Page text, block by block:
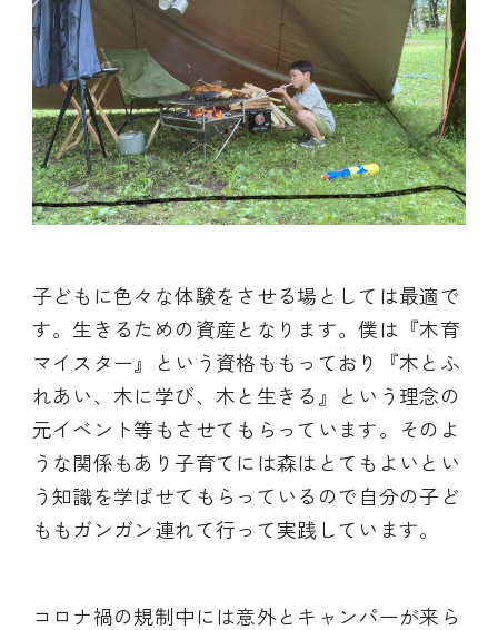
子どもに色々な体験をさせる場としては最適で
す。生きるための資産となります。僕は『木育
マイスター』という資格ももっており『木とふ
れあい、木に学び、木と生きる』という理念の
元イベント等もさせてもらっています。そのよ
うな関係もあり子育てには森はとてもよいとい
う知識を学ばせてもらっているので自分の子ど
ももガンガン連れて行って実践しています。
コロナ禍の規制中には意外とキャンパーが来ら